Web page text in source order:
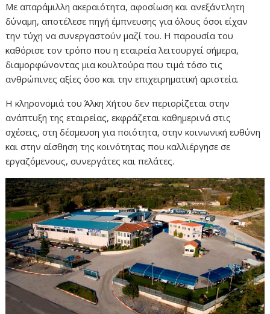
Με απαράμιλλη ακεραιότητα, αφοσίωση και ανεξάντλητη
δύναμη, αποτέλεσε πηγή έμπνευσης για όλους όσοι είχαν
την τύχη να συνεργαστούν μαζί του. Η παρουσία του
καθόρισε τον τρόπο που η εταιρεία λειτουργεί σήμερα,
διαμορφώνοντας μια κουλτούρα που τιμά τόσο τις
ανθρώπινες αξίες όσο και την επιχειρηματική αριστεία.
Η κληρονομιά του Άλκη Χήτου δεν περιορίζεται στην
ανάπτυξη της εταιρείας, εκφράζεται καθημερινά στις
σχέσεις, στη δέσμευση για ποιότητα, στην κοινωνική ευθύνη
και στην αίσθηση της κοινότητας που καλλιέργησε σε
εργαζόμενους, συνεργάτες και πελάτες.